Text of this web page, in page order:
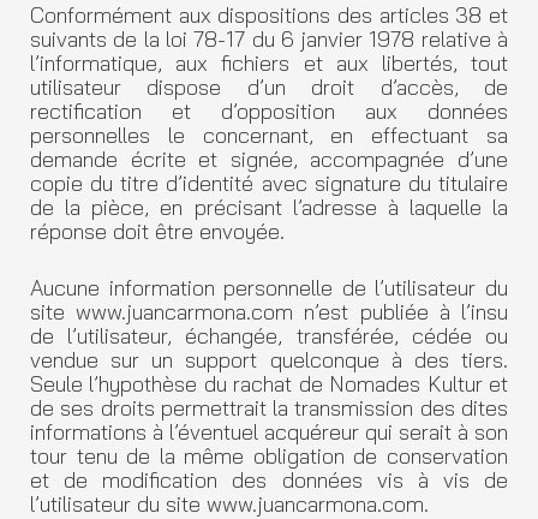
Conformément aux dispositions des articles 38 et
suivants de la loi 78-17 du 6 janvier 1978 relative à
l’informatique, aux fichiers et aux libertés, tout
utilisateur dispose d’un droit d’accès, de
rectification et d’opposition aux données
personnelles le concernant, en effectuant sa
demande écrite et signée, accompagnée d’une
copie du titre d’identité avec signature du titulaire
de la pièce, en précisant l’adresse à laquelle la
réponse doit être envoyée.
Aucune information personnelle de l’utilisateur du
site www.juancarmona.com n’est publiée à l’insu
de l’utilisateur, échangée, transférée, cédée ou
vendue sur un support quelconque à des tiers.
Seule l’hypothèse du rachat de Nomades Kultur et
de ses droits permettrait la transmission des dites
informations à l’éventuel acquéreur qui serait à son
tour tenu de la même obligation de conservation
et de modification des données vis à vis de
l’utilisateur du site www.juancarmona.com.